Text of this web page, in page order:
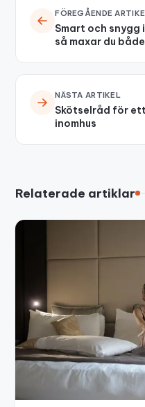
FÖREGÅENDE
Smart och
så maxar du
NÄSTA ARTIKEL
Skötselråd för
inomhus
Relaterade artiklar